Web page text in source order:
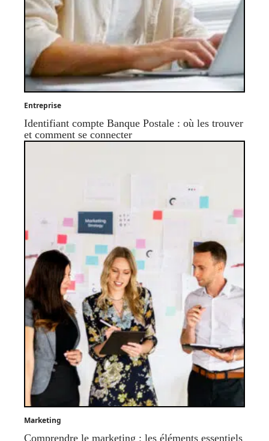
Entreprise
Identifiant compte Banque Postale : où les trouver
et comment se connecter
Marketing
Comprendre le marketing : les éléments essentiels